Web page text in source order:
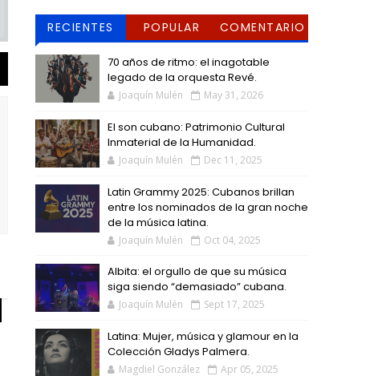
RECIENTES POPULAR
COMENTARIO
70 años de ritmo: el inagotable
legado de la orquesta Revé.
Joaquín Mulén May 31, 2026
El son cubano: Patrimonio Cultural
Inmaterial de la Humanidad.
Joaquín Mulén Dec 11, 2025
Latin Grammy 2025: Cubanos brillan
entre los nominados de la gran noche
de la música latina.
Joaquín Mulén Oct 04, 2025
Albita: el orgullo de que su música
siga siendo “demasiado” cubana.
Joaquín Mulén Sept 17, 2025
Latina: Mujer, música y glamour en la
Colección Gladys Palmera.
Magdiel González Apr 05, 2025